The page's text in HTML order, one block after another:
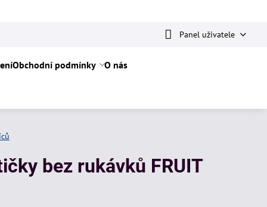
Panel uživatele
Obchodní podmínky O nás
bez rukávků FRUIT